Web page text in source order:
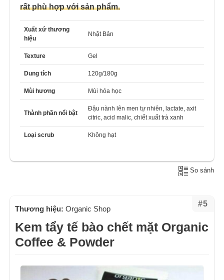
rất phù hợp với sản phẩm.
Xuất xứ thương
hiệu
Nhật Bản
Texture Gel
Dung tích 120g/180g
Mùi hương Mùi hóa học
Thành phần nổi bật
Đậu nành lên men tự nhiên, lactate, axit
citric, acid malic, chiết xuất trà xanh
Loại scrub Không hạt
So sánh
#5
Thương hiệu: Organic Shop
Kem tẩy tế bào chết mặt Organic
Coffee & Powder